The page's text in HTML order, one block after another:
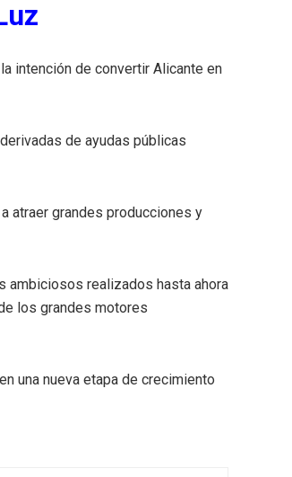
intención de convertir Alicante en
de ayudas públicas
atraer grandes producciones y
ambiciosos realizados hasta ahora
los grandes motores
una nueva etapa de crecimiento